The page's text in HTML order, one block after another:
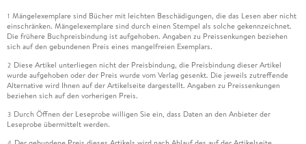
1 Mängelexemplare sind Bücher mit leichten Beschädigungen, die das Lesen aber nicht
einschränken. Mängelexemplare sind durch einen Stempel als solche gekennzeichnet.
Die frühere Buchpreisbindung ist aufgehoben. Angaben zu Preissenkungen beziehen
sich auf den gebundenen Preis eines mangelfreien Exemplars.
2 Diese Artikel unterliegen nicht der Preisbindung, die Preisbindung dieser Artikel
wurde aufgehoben oder der Preis wurde vom Verlag gesenkt. Die jeweils zutreffende
Alternative wird Ihnen auf der Artikelseite dargestellt. Angaben zu Preissenkungen
beziehen sich auf den vorherigen Preis.
3 Durch Öffnen der Leseprobe willigen Sie ein, dass Daten an den Anbieter der
Leseprobe übermittelt werden.